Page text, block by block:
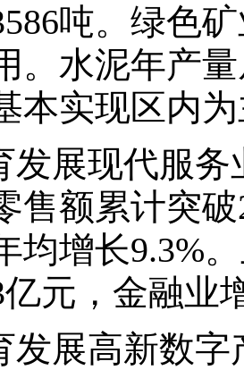
吨。绿色
。水泥年产
本实现区内
发展现代服
售额累计突
均增长9.3%
亿元，金融业
发展高新数字